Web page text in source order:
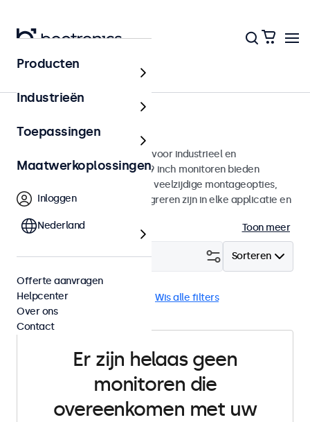
Monitoren
19 inch monitoren
19 inch monitoren ontworpen voor industrieel en
commercieel gebruik. Deze 19 inch monitoren bieden
diverse videoaansluitingen en veelzijdige montageopties,
waarmee ze naadloos te integreren zijn in elke applicatie en
Toon meer
Sorteren
Filter (0)
19 inch monitoren Wis alle filters
Er zijn helaas geen
monitoren die
overeenkomen met uw
Producten
Industrieën
Toepassingen
Maatwerkoplossingen
Inloggen
Nederland
Offerte aanvragen
Helpcenter
Over ons
Contact